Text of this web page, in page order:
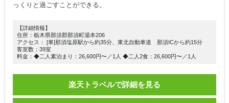
っくりと過ごすことができる。
【詳細情報】
住所：栃木県那須郡那須町湯本206
アクセス： [車]那須塩原駅から約35分、東北自動車道 那須ICから約15分
客室数：39室
料金：◆二人素泊まり：26,600円〜／1人 ◆二人2食：26,600円〜／1人
楽天トラベルで詳細を見る